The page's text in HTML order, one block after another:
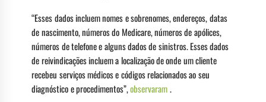
“Esses dados incluem nomes e sobrenomes, endereços, datas
de nascimento, números do Medicare, números de apólices,
números de telefone e alguns dados de sinistros. Esses dados
de reivindicações incluem a localização de onde um cliente
recebeu serviços médicos e códigos relacionados ao seu
diagnóstico e procedimentos”,observaram.